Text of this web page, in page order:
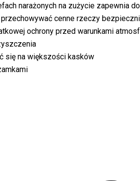
narażonych na zużycie zapewnia
cenne rzeczy
ochrony przed warunkami
się na większości kasków